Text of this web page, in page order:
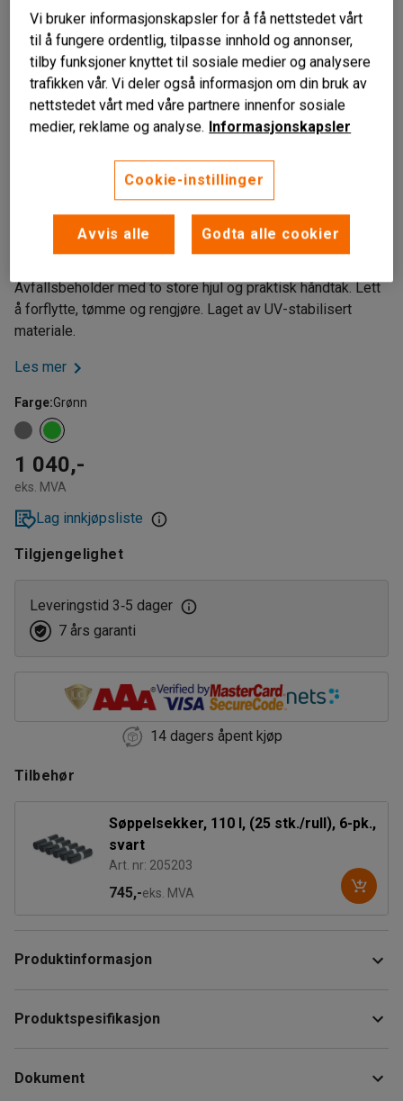
Slagfast HD-polyeten
AFNOR-standard
Avfallsbeholder med to store hjul og praktisk håndtak. Lett
å forflytte, tømme og rengjøre. Laget av UV-stabilisert
materiale.
Les mer
Farge:Grønn
1 040,-
eks. MVA
Lag innkjøpsliste
Tilgjengelighet
Leveringstid 3‑5 dager
7 års garanti
14 dagers åpent kjøp
Tilbehør
Søppelsekker, 110 l, (25 stk./rull), 6-pk.,
svart
Art. nr: 205203
745,-eks. MVA
Produktinformasjon
ergonomi. Det solide, gripevennlige håndtaket og de store
Produktspesifikasjon
Bredde: 445
Dokument
Vi bruker informasjonskapsler for å få nettstedet vårt
til å fungere ordentlig, tilpasse innhold og annonser,
tilby funksjoner knyttet til sosiale medier og analysere
trafikken vår. Vi deler også informasjon om din bruk av
nettstedet vårt med våre partnere innenfor sosiale
medier, reklame og analyse. Informasjonskapsler
Cookie-instillinger
Avvis alle Godta alle cookier